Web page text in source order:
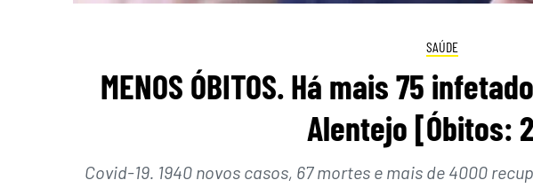
SAÚDE
MENOS ÓBITOS. Há mais 75
Alentejo [Óbitos:
Covid-19. 1940 novos casos, 67 mortes e mais de 4000